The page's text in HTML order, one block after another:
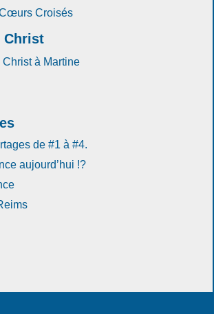
Croisés
Christ
Christ à Martine
de #1 à #4.
aujourd’hui !?